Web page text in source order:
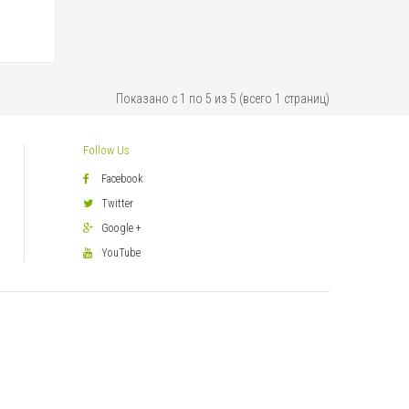
Показано с 1 по 5 из 5 (всего 1 страниц)
Follow Us
Facebook
Twitter
Google +
YouTube